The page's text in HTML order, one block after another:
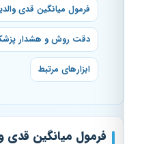
فرمول میانگین قدی والدین
دقت روش و هشدار پزشکی
ابزارهای مرتبط